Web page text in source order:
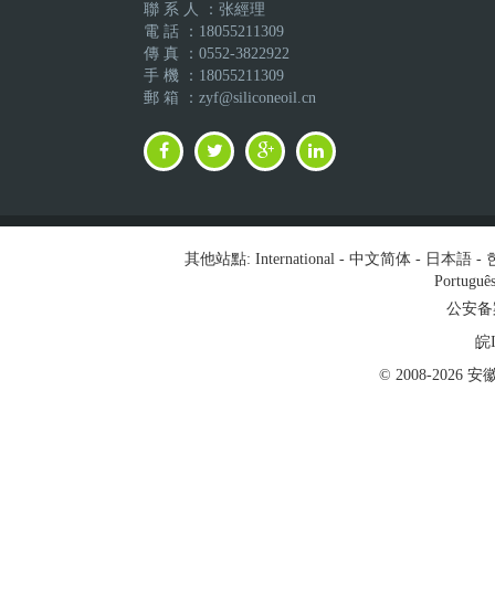
聯 系 人 ：张經理
電 話 ：18055211309
傳 真 ：0552-3822922
手 機 ：18055211309
郵 箱 ：zyf@siliconeoil.cn
其他站點: International- 中文简体- 日本語-
Português
公安备
皖
© 2008-2026 安